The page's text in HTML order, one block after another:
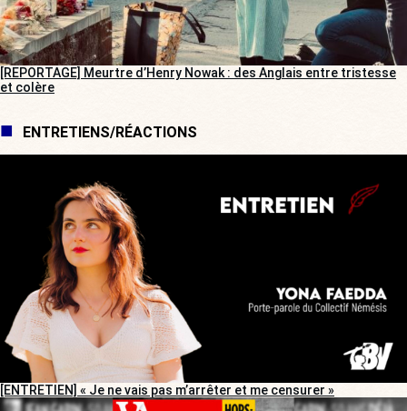
[REPORTAGE] Meurtre d’Henry Nowak : des Anglais entre tristesse
et colère
ENTRETIENS/RÉACTIONS
[ENTRETIEN] « Je ne vais pas m’arrêter et me censurer »